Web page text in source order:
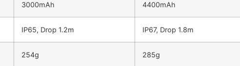
3000mAh 4400mAh
IP65, Drop 1.2m IP67, Drop 1.8m
254g 285g